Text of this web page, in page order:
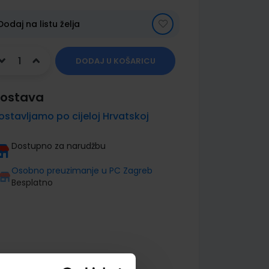
na listu želja
DODAJ U KOŠARICU
po cijeloj Hrvatskoj
Dostupno za narudžbu
Osobno preuzimanje u PC Zagreb
Besplatno